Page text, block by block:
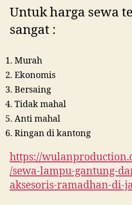
Untuk harga sewa
sangat :
Murah
Ekonomis
Bersaing
Tidak mahal
Anti mahal
Ringan di kantong
https://
/sewa-lampu-gantung-
aksesoris-ramadhan-di-